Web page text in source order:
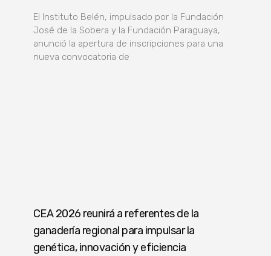
El Instituto Belén, impulsado por la Fundación
José de la Sobera y la Fundación Paraguaya,
anunció la apertura de inscripciones para una
nueva convocatoria de
CEA 2026 reunirá a referentes de la
ganadería regional para impulsar la
genética, innovación y eficiencia